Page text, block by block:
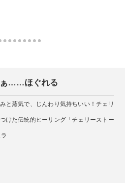
ぁ……ほぐれる
と蒸気で、じんわり気持ちいい！チェリ
けた伝統的ヒーリング「チェリーストー